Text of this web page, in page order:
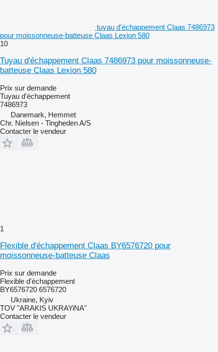
tuyau d'échappement Claas 7486973
pour moissonneuse-batteuse Claas Lexion 580
10
Tuyau d'échappement Claas 7486973 pour moissonneuse-
batteuse Claas Lexion 580
Prix sur demande
Tuyau d'échappement
7486973
Danemark, Hemmet
Chr. Nielsen - Tingheden A/S
Contacter le vendeur
1
Flexible d'échappement Claas BY6576720 pour
moissonneuse-batteuse Claas
Prix sur demande
Flexible d'échappement
BY6576720 6576720
Ukraine, Kyiv
TOV "ARAKIS UKRAYiNA"
Contacter le vendeur